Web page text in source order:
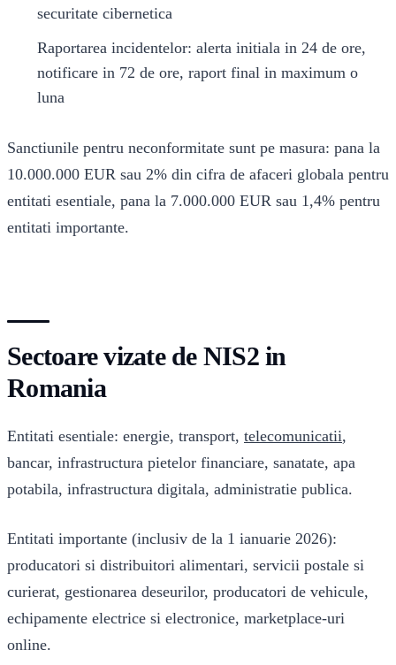
securitate cibernetica
Raportarea incidentelor: alerta initiala in 24 de ore,
notificare in 72 de ore, raport final in maximum o
luna
Sanctiunile pentru neconformitate sunt pe masura: pana la
10.000.000 EUR sau 2% din cifra de afaceri globala pentru
entitati esentiale, pana la 7.000.000 EUR sau 1,4% pentru
entitati importante.
Sectoare vizate de NIS2 in
Romania
Entitati esentiale: energie, transport, telecomunicatii,
bancar, infrastructura pietelor financiare, sanatate, apa
potabila, infrastructura digitala, administratie publica.
Entitati importante (inclusiv de la 1 ianuarie 2026):
producatori si distribuitori alimentari, servicii postale si
curierat, gestionarea deseurilor, producatori de vehicule,
echipamente electrice si electronice, marketplace-uri
online.